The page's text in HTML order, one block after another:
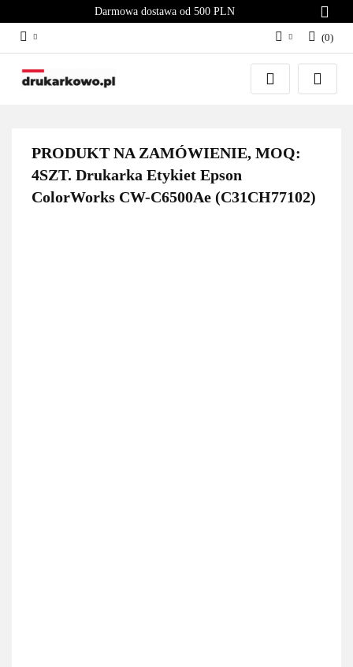
Darmowa dostawa od 500 PLN
Zaloguj się
Załóż konto
(0)
PRODUKT NA ZAMÓWIENIE, MOQ:
4SZT. Drukarka Etykiet Epson
ColorWorks CW-C6500Ae (C31CH77102)